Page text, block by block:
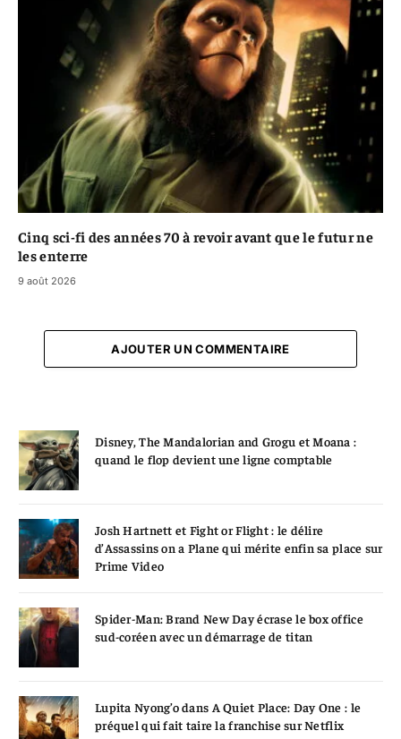
Cinq sci-fi des années 70 à revoir avant que le futur ne
les enterre
9 août 2026
AJOUTER UN COMMENTAIRE
Disney, The Mandalorian and Grogu et Moana :
quand le flop devient une ligne comptable
Josh Hartnett et Fight or Flight : le délire
d’Assassins on a Plane qui mérite enfin sa place sur
Prime Video
Spider-Man: Brand New Day écrase le box office
sud-coréen avec un démarrage de titan
Lupita Nyong’o dans A Quiet Place: Day One : le
préquel qui fait taire la franchise sur Netflix